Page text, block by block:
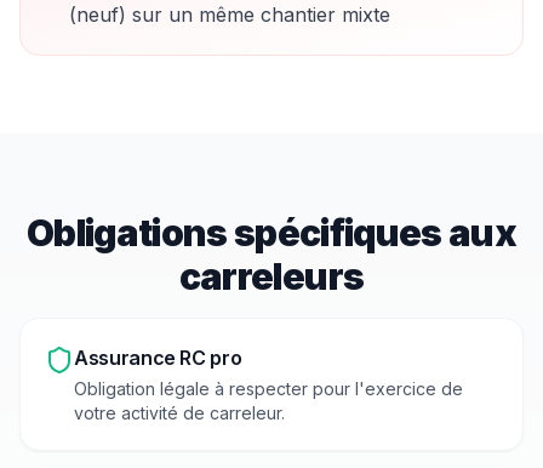
(neuf) sur un même chantier mixte
Obligations spécifiques aux
carreleurs
Assurance RC pro
Obligation légale à respecter pour l'exercice de
votre activité de carreleur.